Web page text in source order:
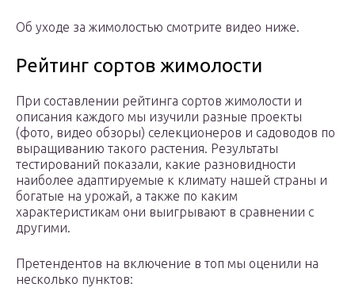
Об уходе за жимолостью смотрите видео ниже.
Рейтинг сортов жимолости
При составлении рейтинга сортов жимолости и
описания каждого мы изучили разные проекты
(фото, видео обзоры) селекционеров и садоводов по
выращиванию такого растения. Результаты
тестирований показали, какие разновидности
наиболее адаптируемые к климату нашей страны и
богатые на урожай, а также по каким
характеристикам они выигрывают в сравнении с
другими.
Претендентов на включение в топ мы оценили на
несколько пунктов: